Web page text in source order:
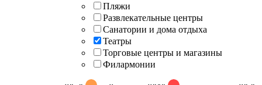
Пляжи
Развлекательные центры
Санатории и дома отдыха
Театры
Торговые центры и магазины
Филармонии